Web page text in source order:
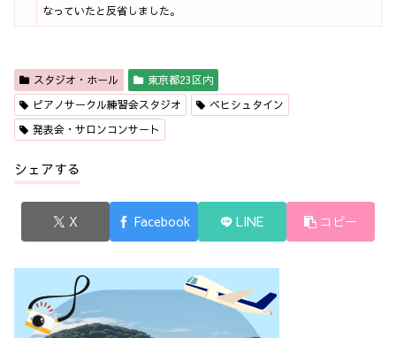
なっていたと反省しました。
スタジオ・ホール
東京都23区内
ピアノサークル練習会スタジオ
ベヒシュタイン
発表会・サロンコンサート
シェアする
X Facebook LINE コピー